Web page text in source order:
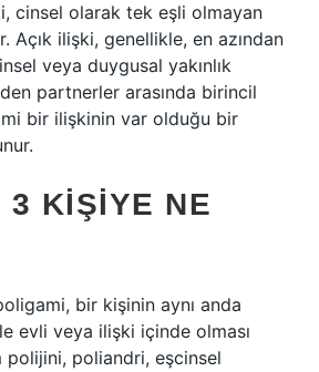
cinsel olarak tek eşli olmayan
Açık ilişki, genellikle, en azından
veya duygusal yakınlık
partnerler arasında birincil
bir ilişkinin var olduğu bir
3 KIŞIYE NE
bir kişinin aynı anda
evli veya ilişki içinde olması
polijini, poliandri, eşcinsel